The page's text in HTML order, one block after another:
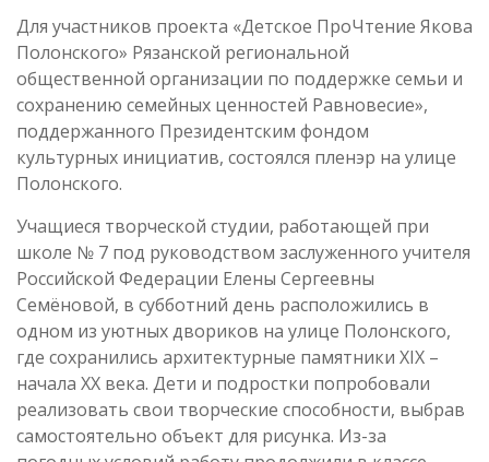
Для участников проекта «Детское ПроЧтение Якова
Полонского» Рязанской региональной
общественной организации по поддержке семьи и
сохранению семейных ценностей Равновесие»,
поддержанного Президентским фондом
культурных инициатив, состоялся пленэр на улице
Полонского.
Учащиеся творческой студии, работающей при
школе № 7 под руководством заслуженного учителя
Российской Федерации Елены Сергеевны
Семёновой, в субботний день расположились в
одном из уютных двориков на улице Полонского,
где сохранились архитектурные памятники XIX –
начала XX века. Дети и подростки попробовали
реализовать свои творческие способности, выбрав
самостоятельно объект для рисунка. Из-за